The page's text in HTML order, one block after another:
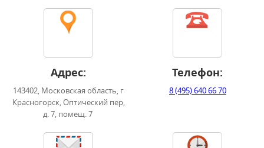
Адрес:
143402, Московская область, г
Красногорск, Оптический пер,
д. 7, помещ. 7
Телефон:
8 (495) 640 66 70